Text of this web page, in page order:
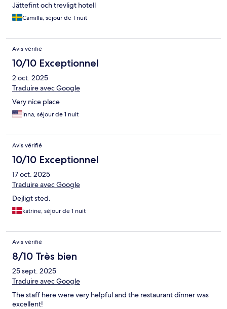
Jättefint och trevligt hotell
Camilla, séjour de 1 nuit
Avis vérifié
10/10 Exceptionnel
2 oct. 2025
Traduire avec Google
Very nice place
inna, séjour de 1 nuit
Avis vérifié
10/10 Exceptionnel
17 oct. 2025
Traduire avec Google
Dejligt sted.
katrine, séjour de 1 nuit
Avis vérifié
8/10 Très bien
25 sept. 2025
Traduire avec Google
The staff here were very helpful and the restaurant dinner was
excellent!